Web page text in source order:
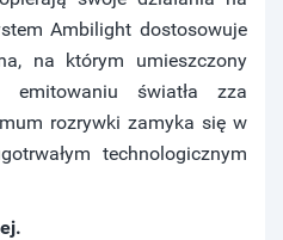
Ambilight dostosowuje
na którym umieszczony
emitowaniu światła zza
rozrywki zamyka się w
technologicznym